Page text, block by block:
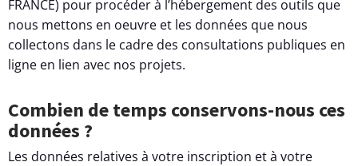
FRANCE) pour procéder à l’hébergement des outils que
nous mettons en oeuvre et les données que nous
collectons dans le cadre des consultations publiques en
ligne en lien avec nos projets.
Combien de temps conservons-nous ces
données ?
Les données relatives à votre inscription et à votre